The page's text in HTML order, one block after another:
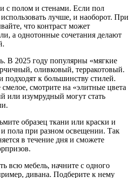
с полом и стенами. Если пол
лучше, и наоборот. При
что контраст может
а однотонные сочетания делают
В 2025 году популярны «мягкие
оливковый, терракотовый.
к большинству стилей.
смелое, смотрите на «элитные цвета
или изумрудный могут стать
образец ткани или краски и
и пола при разном освещении. Так
в течение дня и сможете
всю мебель, начните с одного
дивана. Подберите к нему